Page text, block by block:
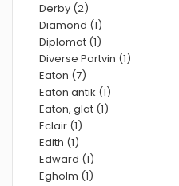
Derby (2)
Diamond (1)
Diplomat (1)
Diverse Portvin (1)
Eaton (7)
Eaton antik (1)
Eaton, glat (1)
Eclair (1)
Edith (1)
Edward (1)
Egholm (1)